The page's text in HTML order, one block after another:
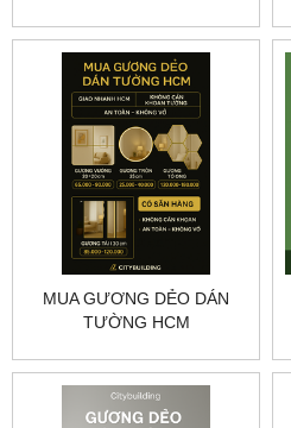
MỚI NHẤT
MUA GƯƠNG DẺO DÁN
TƯỜNG HCM
NHẸ, GIAO NHANH